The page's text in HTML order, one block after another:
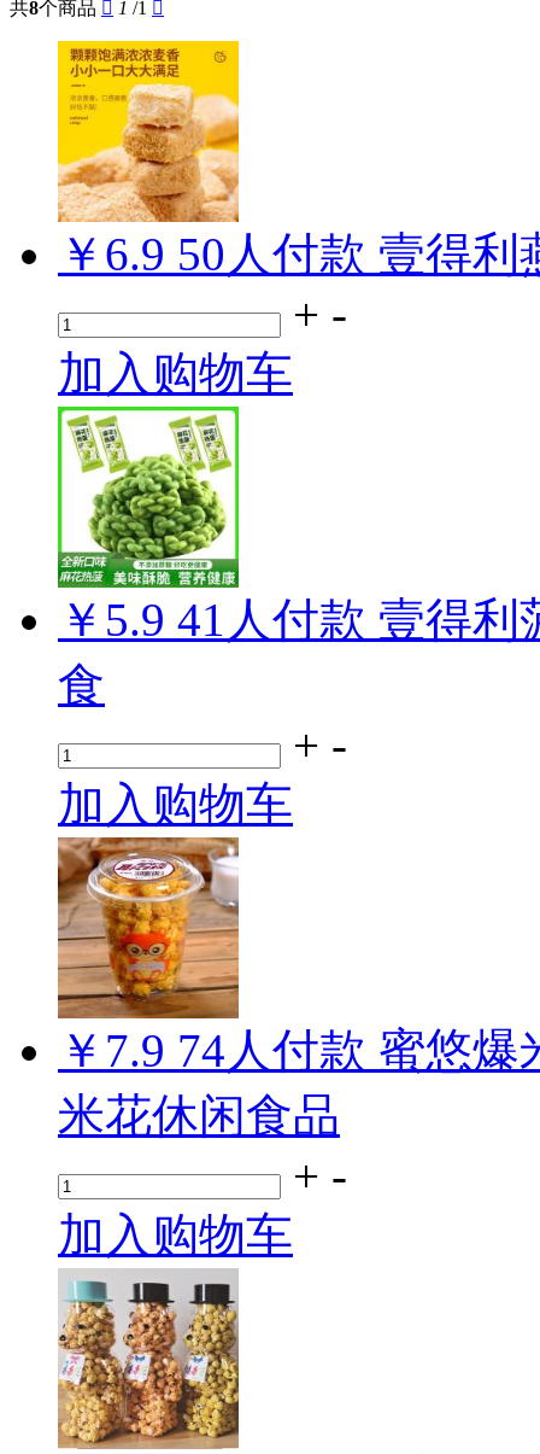
共8个商品  1 /1 
￥6.9 50 人付款 壹得利
+ -
加入购物车
￥5.9 41 人付款 壹得利
食
+ -
加入购物车
￥7.9 74人付款 蜜悠爆
米花休闲食品
+ -
加入购物车